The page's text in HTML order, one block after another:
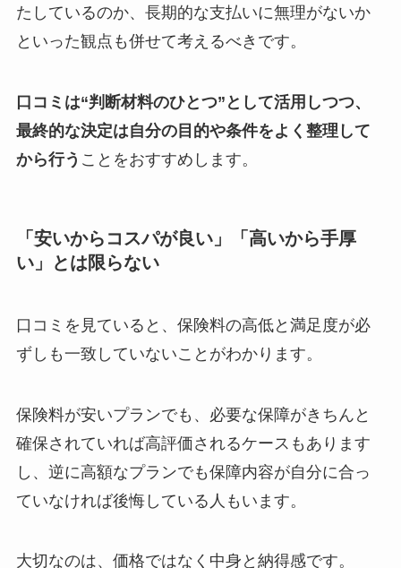
たしているのか、長期的な支払いに無理がないか
といった観点も併せて考えるべきです。
口コミは“判断材料のひとつ”として活用しつつ、
最終的な決定は自分の目的や条件をよく整理して
から行う ことをおすすめします。
「安いからコスパが良い」「高いから手厚
い」とは限らない
口コミを見ていると、保険料の高低と満足度が必
ずしも一致していないことがわかります。
保険料が安いプランでも、必要な保障がきちんと
確保されていれば高評価されるケースもあります
し、逆に高額なプランでも保障内容が自分に合っ
ていなければ後悔している人もいます。
大切なのは、価格ではなく中身と納得感です。